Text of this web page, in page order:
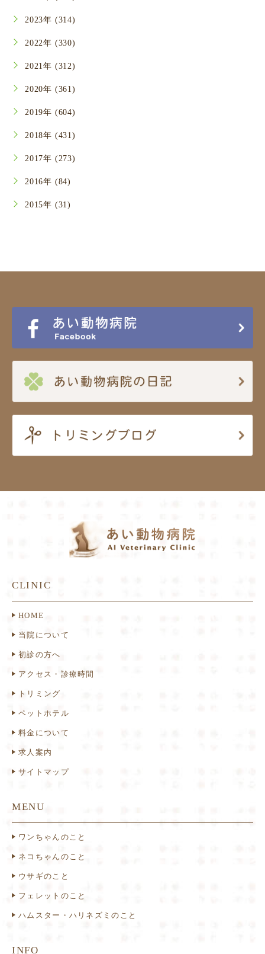
2023年 (314)
2022年 (330)
2021年 (312)
2020年 (361)
2019年 (604)
2018年 (431)
2017年 (273)
2016年 (84)
2015年 (31)
CLINIC
HOME
当院について
初診の方へ
アクセス・診療時間
トリミング
ペットホテル
料金について
求人案内
サイトマップ
MENU
ワンちゃんのこと
ネコちゃんのこと
ウサギのこと
フェレットのこと
ハムスター・ハリネズミのこと
INFO